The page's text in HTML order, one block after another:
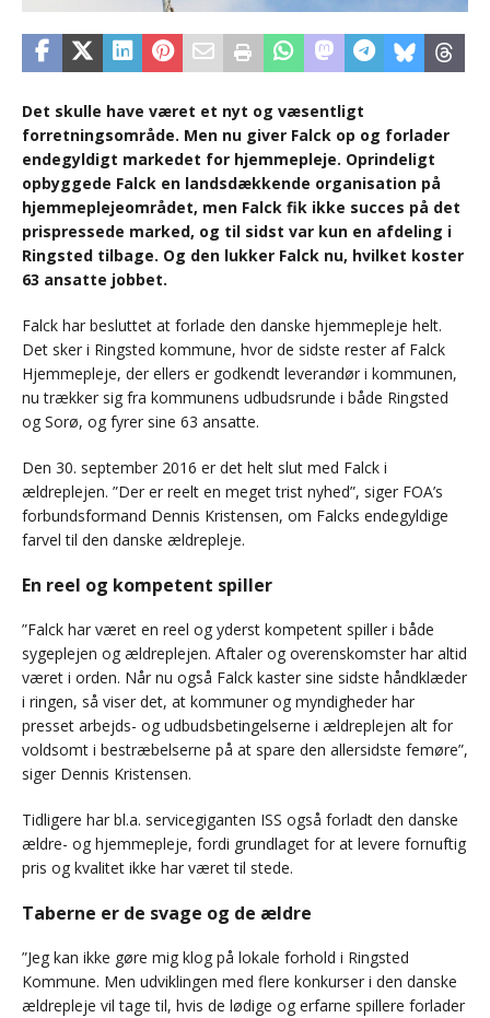
Det skulle have været et nyt og væsentligt
forretningsområde. Men nu giver Falck op og forlader
endegyldigt markedet for hjemmepleje. Oprindeligt
opbyggede Falck en landsdækkende organisation på
hjemmeplejeområdet, men Falck fik ikke succes på det
prispressede marked, og til sidst var kun en afdeling i
Ringsted tilbage. Og den lukker Falck nu, hvilket koster
63 ansatte jobbet.
Falck har besluttet at forlade den danske hjemmepleje helt.
Det sker i Ringsted kommune, hvor de sidste rester af Falck
Hjemmepleje, der ellers er godkendt leverandør i kommunen,
nu trækker sig fra kommunens udbudsrunde i både Ringsted
og Sorø, og fyrer sine 63 ansatte.
Den 30. september 2016 er det helt slut med Falck i
ældreplejen. ”Der er reelt en meget trist nyhed”, siger FOA’s
forbundsformand Dennis Kristensen, om Falcks endegyldige
farvel til den danske ældrepleje.
En reel og kompetent spiller
”Falck har været en reel og yderst kompetent spiller i både
sygeplejen og ældreplejen. Aftaler og overenskomster har altid
været i orden. Når nu også Falck kaster sine sidste håndklæder
i ringen, så viser det, at kommuner og myndigheder har
presset arbejds- og udbudsbetingelserne i ældreplejen alt for
voldsomt i bestræbelserne på at spare den allersidste femøre”,
siger Dennis Kristensen.
Tidligere har bl.a. servicegiganten ISS også forladt den danske
ældre- og hjemmepleje, fordi grundlaget for at levere fornuftig
pris og kvalitet ikke har været til stede.
Taberne er de svage og de ældre
”Jeg kan ikke gøre mig klog på lokale forhold i Ringsted
Kommune. Men udviklingen med flere konkurser i den danske
ældrepleje vil tage til, hvis de lødige og erfarne spillere forlader